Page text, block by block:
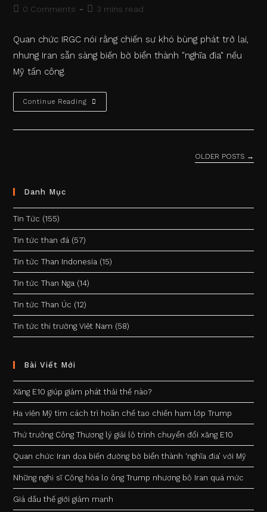
category:
Post0 Comments
Reading
3 mins read
Quan chức IRGC nói rằng chiến sự khó bùng phát trở lại,
nhưng Iran sẵn sàng biến bờ biển thành "nghĩa địa" nếu
Mỹ tấn công.
Continue Reading
Quan
Chức
OLDER POSTS →
Danh Mục
Tin Tức (155)
Tin tức than đá (57)
Tin tức Than Indonesia (15)
Tin tức Than Nga (14)
Tin tức Than Úc (12)
Tin tức thị trường Việt Nam (58)
Bài Viết Mới
Xăng E10 giúp giảm phát thải thế nào?
Hạ viện Mỹ tìm cách trì hoãn chế tạo chiến hạm lớp Trump
Thứ trưởng Công Thương lý giải lộ trình chuyển đổi xăng E10
Quan chức Iran dọa biến đường bờ biển thành ‘nghĩa địa’ với Mỹ
Những nghị sĩ Cộng hòa lo ông Trump nhượng bộ Iran quá mức
Giá dầu thế giới giảm mạnh